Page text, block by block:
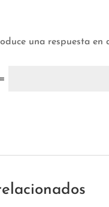
una respuesta en